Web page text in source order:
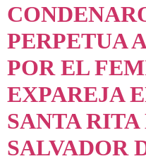
PERPETUA
POR EL
EXPAREJA
SANTA RITA
SALVADOR